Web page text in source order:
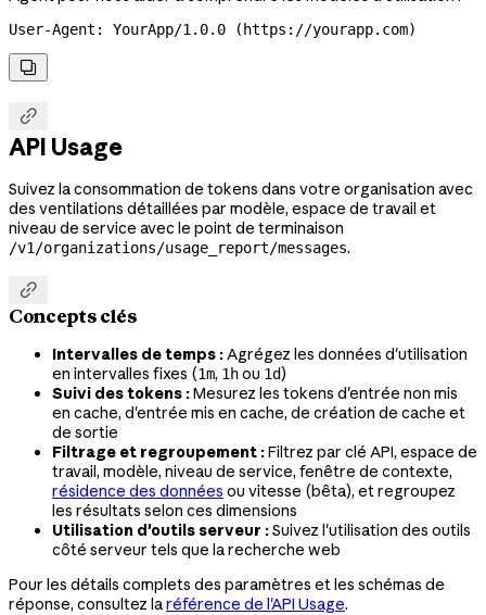
User-Agent: YourApp/1.0.0 (https://yourapp.com)


API Usage
Suivez la consommation de tokens dans votre organisation avec
des ventilations détaillées par modèle, espace de travail et
niveau de service avec le point de terminaison
/v1/organizations/usage_report/messages.

Concepts clés
Intervalles de temps :Agrégez les données d'utilisation
en intervalles fixes (1m, 1hou 1d)
Suivi des tokens :Mesurez les tokens d'entrée non mis
en cache, d'entrée mis en cache, de création de cache et
de sortie
Filtrage et regroupement :Filtrez par clé API, espace de
travail, modèle, niveau de service, fenêtre de contexte,
résidence des données ou vitesse (bêta), et regroupez
les résultats selon ces dimensions
Utilisation d'outils serveur :Suivez l'utilisation des outils
côté serveur tels que la recherche web
Pour les détails complets des paramètres et les schémas de
réponse, consultez laréférence de l'API Usage.